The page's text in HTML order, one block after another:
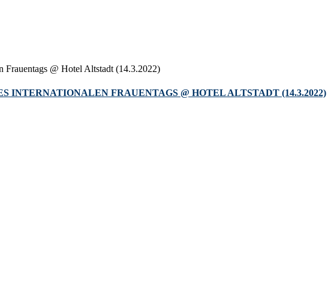
INTERNATIONALEN FRAUENTAGS @ HOTEL ALTSTADT (14.3.2022)